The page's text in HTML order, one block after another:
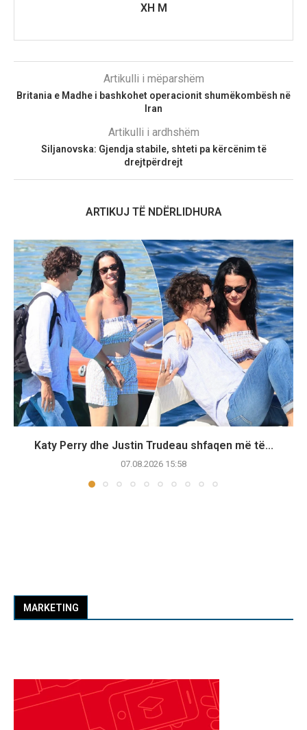
XH M
Artikulli i mëparshëm
Britania e Madhe i bashkohet operacionit shumëkombësh në
Iran
Artikulli i ardhshëm
Siljanovska: Gjendja stabile, shteti pa kërcënim të
drejtpërdrejt
ARTIKUJ TË NDËRLIDHURA
Katy Perry dhe Justin Trudeau shfaqen më të...
07.08.2026 15:58
MARKETING